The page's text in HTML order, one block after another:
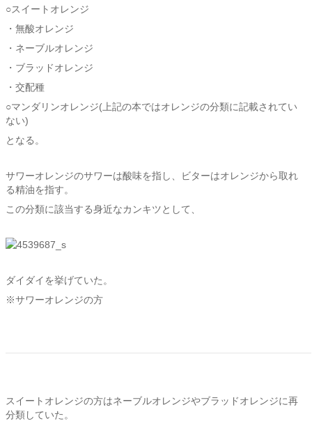
○スイートオレンジ
・無酸オレンジ
・ネーブルオレンジ
・ブラッドオレンジ
・交配種
○マンダリンオレンジ(上記の本ではオレンジの分類に記載されてい
ない)
となる。
サワーオレンジのサワーは酸味を指し、ビターはオレンジから取れ
る精油を指す。
この分類に該当する身近なカンキツとして、
ダイダイを挙げていた。
※サワーオレンジの方
スイートオレンジの方はネーブルオレンジやブラッドオレンジに再
分類していた。